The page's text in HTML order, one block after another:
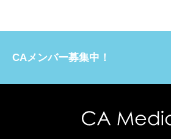
CAメンバー募集中！